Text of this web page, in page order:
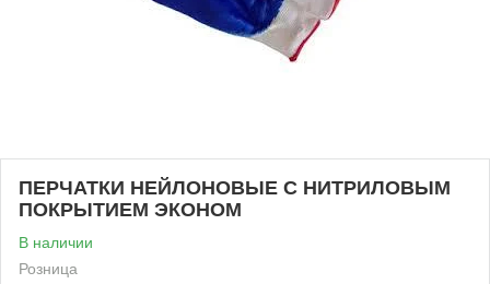
ПЕРЧАТКИ НЕЙЛОНОВЫЕ С НИТРИЛОВЫМ
ПОКРЫТИЕМ ЭКОНОМ
В наличии
Розница